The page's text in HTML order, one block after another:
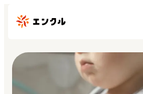
保育園・幼稚園を探す